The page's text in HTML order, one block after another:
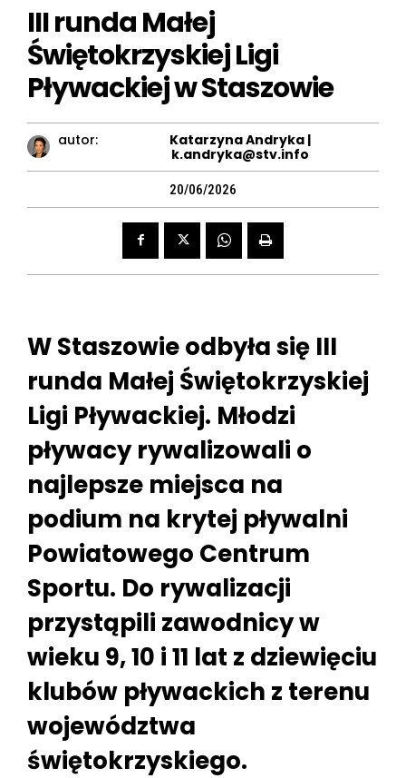
III runda Małej
Świętokrzyskiej Ligi
Pływackiej w Staszowie
autor:
Katarzyna Andryka |
k.andryka@stv.info
20/06/2026
W Staszowie odbyła się III
runda Małej Świętokrzyskiej
Ligi Pływackiej. Młodzi
pływacy rywalizowali o
najlepsze miejsca na
podium na krytej pływalni
Powiatowego Centrum
Sportu. Do rywalizacji
przystąpili zawodnicy w
wieku 9, 10 i 11 lat z dziewięciu
klubów pływackich z terenu
województwa
świętokrzyskiego.